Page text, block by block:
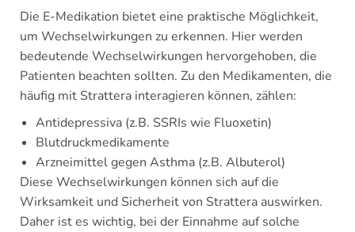
Die E-Medikation bietet eine praktische Möglichkeit,
um Wechselwirkungen zu erkennen. Hier werden
bedeutende Wechselwirkungen hervorgehoben, die
Patienten beachten sollten. Zu den Medikamenten, die
häufig mit Strattera interagieren können, zählen:
Antidepressiva (z.B. SSRIs wie Fluoxetin)
Blutdruckmedikamente
Arzneimittel gegen Asthma (z.B. Albuterol)
Diese Wechselwirkungen können sich auf die
Wirksamkeit und Sicherheit von Strattera auswirken.
Daher ist es wichtig, bei der Einnahme auf solche